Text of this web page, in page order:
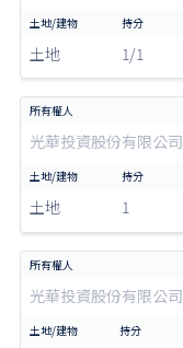
土地 1/1
光華投資股份有限公司
土地 1
光華投資股份有限公司